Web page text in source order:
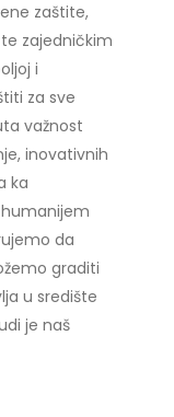
zaštite,
zajedničkim
i
za sve
važnost
inovativnih
ka
da
graditi
u središte
je naš